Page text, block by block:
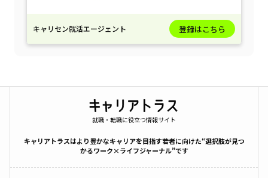
キャリセン就活エージェント 登録はこちら
就職・転職に役立つ情報サイト
キャリアトラスはより豊かなキャリアを目指す若者に向けた“選択肢が見つ
かるワーク×ライフジャーナル”です